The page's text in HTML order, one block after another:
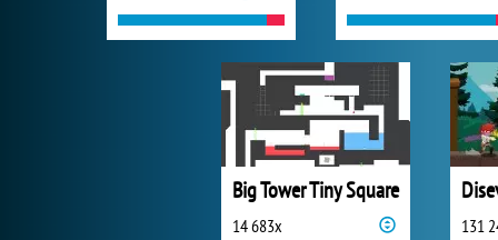
Big Tower Tiny Square
14 683x 131